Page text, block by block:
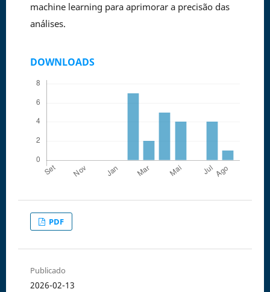
machine learning para aprimorar a precisão das
análises.
DOWNLOADS
PDF
Publicado
2026-02-13